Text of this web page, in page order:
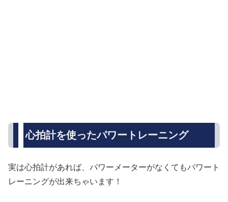
心拍計を使ったパワートレーニング
実は心拍計があれば、パワーメーターがなくてもパワート
レーニングが出来ちゃいます！